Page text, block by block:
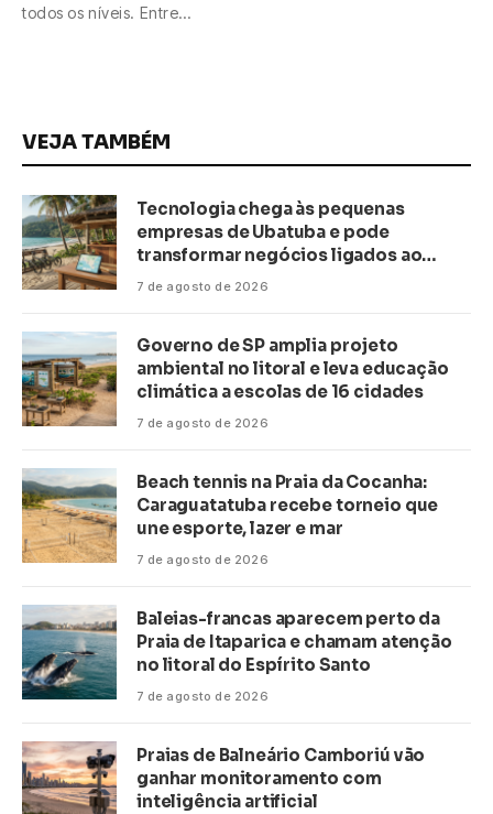
todos os níveis. Entre…
VEJA TAMBÉM
Tecnologia chega às pequenas
empresas de Ubatuba e pode
transformar negócios ligados ao
turismo no litoral
7 de agosto de 2026
Governo de SP amplia projeto
ambiental no litoral e leva educação
climática a escolas de 16 cidades
7 de agosto de 2026
Beach tennis na Praia da Cocanha:
Caraguatatuba recebe torneio que
une esporte, lazer e mar
7 de agosto de 2026
Baleias-francas aparecem perto da
Praia de Itaparica e chamam atenção
no litoral do Espírito Santo
7 de agosto de 2026
Praias de Balneário Camboriú vão
ganhar monitoramento com
inteligência artificial